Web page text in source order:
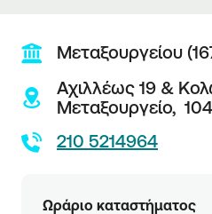
Μεταξουργείου
Αχιλλέως 19 &
Μεταξουργείο,
210 5214964
Ωράριο καταστήματος